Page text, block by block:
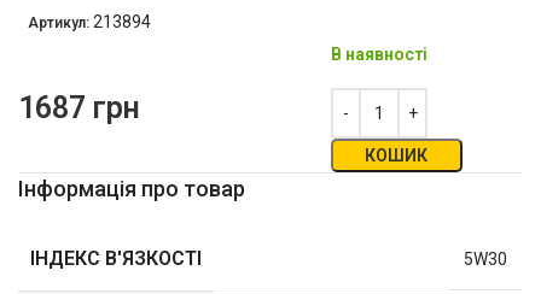
Артикул: 213894
1687 грн
В наявності
КОШИК
Інформація про товар
ІНДЕКС В'ЯЗКОСТІ 5W30